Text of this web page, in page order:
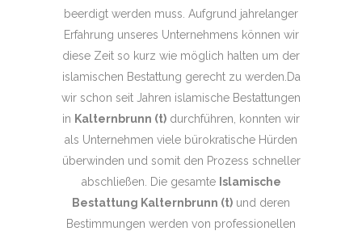
beerdigt werden muss. Aufgrund jahrelanger
Erfahrung unseres Unternehmens können wir
diese Zeit so kurz wie möglich halten um der
islamischen Bestattung gerecht zu werden.Da
wir schon seit Jahren islamische Bestattungen
in Kalternbrunn (t) durchführen, konnten wir
als Unternehmen viele bürokratische Hürden
überwinden und somit den Prozess schneller
abschließen. Die gesamte Islamische
Bestattung Kalternbrunn (t) und deren
Bestimmungen werden von professionellen